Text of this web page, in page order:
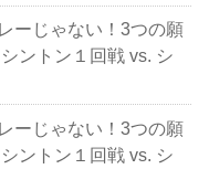
ーじゃない！3つの願
ントン１回戦 vs. シ
ーじゃない！3つの願
ントン１回戦 vs. シ